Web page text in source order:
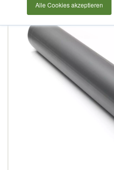
Alle Cookies akzeptieren
Bildergalerie
springen